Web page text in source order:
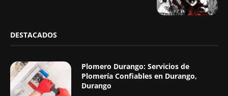
DESTACADOS
Plomero Durango: Servicios de
Plomería Confiables en Durango,
Durango